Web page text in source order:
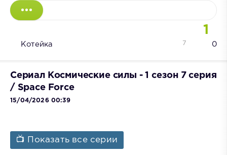
1
Котейка 0
7
Сериал Космические силы - 1 сезон 7 серия
/ Space Force
15/04/2026 00:39
📺 Показать все серии